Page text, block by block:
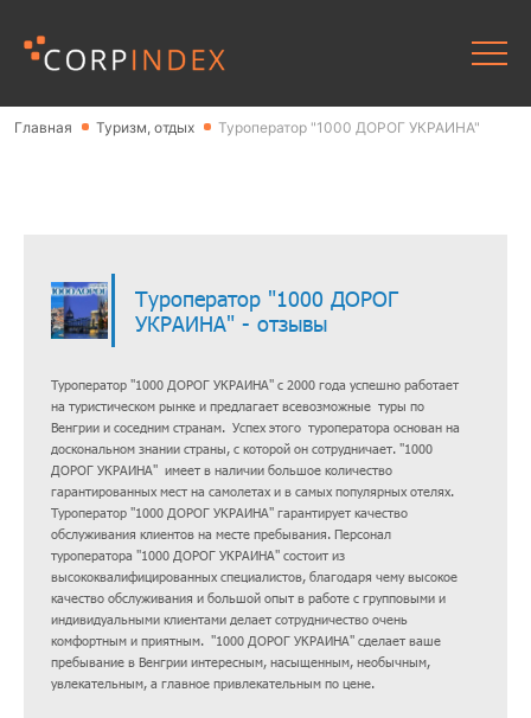
Главная Туризм, отдых Туроператор "1000 ДОРОГ УКРАИНА"
Туроператор "1000 ДОРОГ
УКРАИНА" - отзывы
Туроператор "1000 ДОРОГ УКРАИНА" с 2000 года успешно работает
на туристическом рынке и предлагает всевозможные туры по
Венгрии и соседним странам. Успех этого туроператора основан на
доскональном знании страны, с которой он сотрудничает. "1000
ДОРОГ УКРАИНА" имеет в наличии большое количество
гарантированных мест на самолетах и в самых популярных отелях.
Туроператор "1000 ДОРОГ УКРАИНА" гарантирует качество
обслуживания клиентов на месте пребывания. Персонал
туроператора "1000 ДОРОГ УКРАИНА" состоит из
высококвалифицированных специалистов, благодаря чему высокое
качество обслуживания и большой опыт в работе с групповыми и
индивидуальными клиентами делает сотрудничество очень
комфортным и приятным. "1000 ДОРОГ УКРАИНА" сделает ваше
пребывание в Венгрии интересным, насыщенным, необычным,
увлекательным, а главное привлекательным по цене.